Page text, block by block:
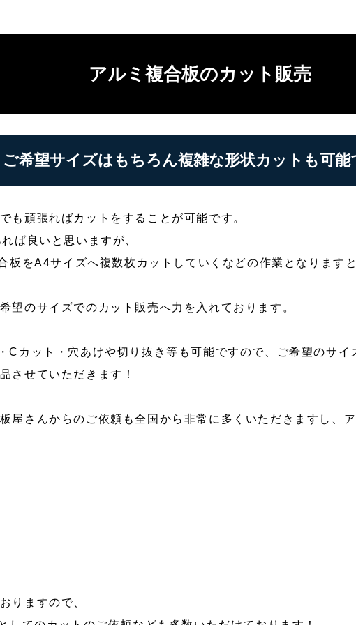
FC店舗様の看板製作・サイン工事
アルミ複合板のカット販売
ご希望サイズはもちろん複雑な形状カットも可能
も頑張ればカットをすることが可能です。
ば良いと思いますが、
板をA4サイズへ複数枚カットしていくなどの作業となります
望のサイズでのカット販売へ力を入れております。
Cカット・穴あけや切り抜き等も可能ですので、ご希望のサ
させていただきます！
屋さんからのご依頼も全国から非常に多くいただきますし、
りますので、